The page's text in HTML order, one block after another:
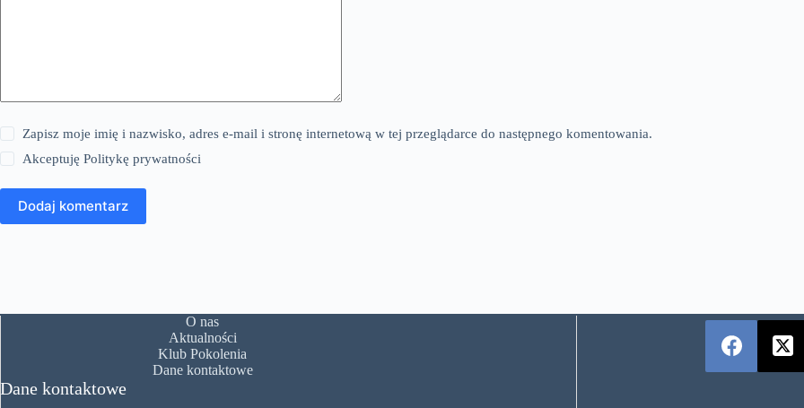
Zapisz moje imię i nazwisko, adres e-mail i stronę internetową w tej przeglądarce do następnego komentowania.
AkceptujęPolitykę prywatności
Dodaj komentarz
O nas
Aktualności
Klub Pokolenia
Dane kontaktowe
Dane kontaktowe